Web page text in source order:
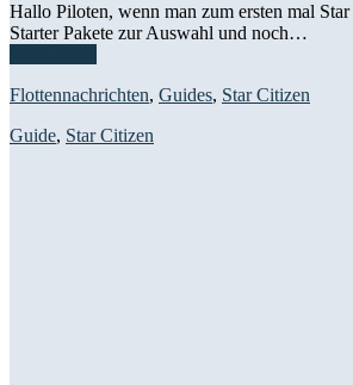
Hallo Piloten, wenn man zum ersten mal
Starter Pakete zur Auswahl und noch…
Flottennachrichten, Guides, Star Citizen
Guide, Star Citizen